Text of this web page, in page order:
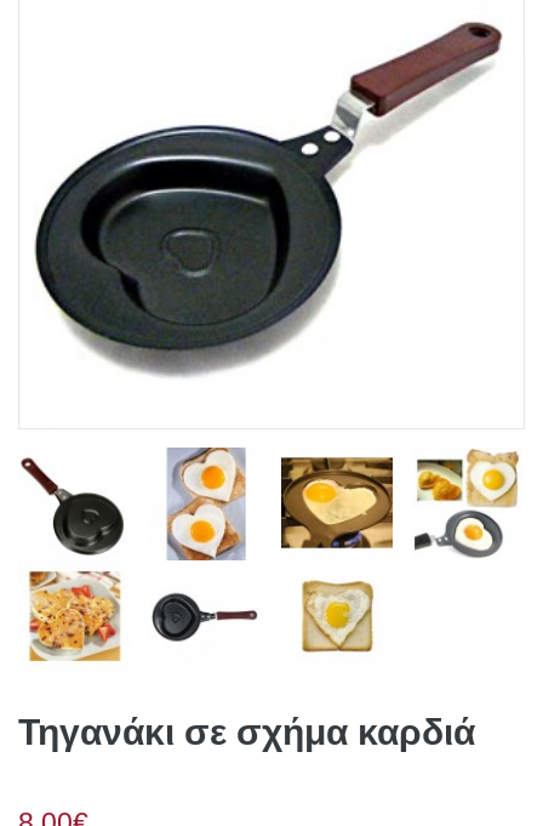
Τηγανάκι σε σχήμα καρδιά